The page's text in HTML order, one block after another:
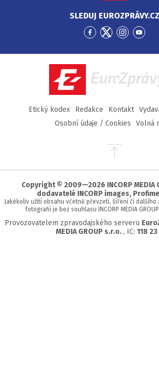
SLEDUJ EUROZPRÁVY.CZ
Přejít
Facebook
Přejít
Twitter
PřejítPřejít
EuroZprávy.cz
Etický kodex Redakce Kontakt
Osobní údaje / Cookies
Volná
Přejít
stránky
Copyright © 2009—2026 INCORP MEDIA
dodavatelé INCORP images,
Jakékoliv užití obsahu včetně převzetí, šíření či
fotografií je bez souhlasu INCORP MEDIA
Provozovatelem zpravodajského serveru
MEDIA GROUP s.r.o. , IC: 118